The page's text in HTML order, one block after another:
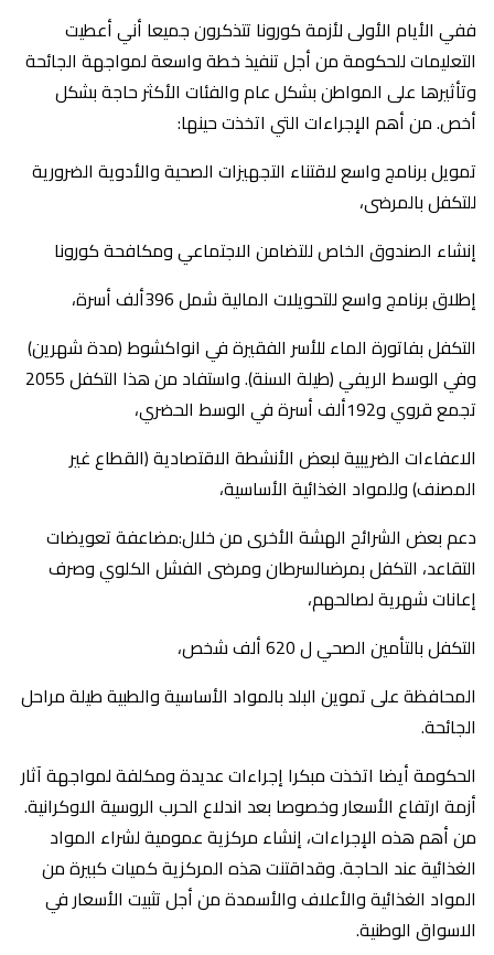
ففي الأيام الأولى لأزمة كورونا تتذكرون جميعا أني أعطيت
التعليمات للحكومة من أجل تنفيذ خطة واسعة لمواجهة الجائحة
وتأثيرها على المواطن بشكل عام والفئات الأكثر حاجة بشكل
أخص. من أهم الإجراءات التي اتخذت حينها:
تمويل برنامج واسع لاقتناء التجهيزات الصحية والأدوية الضرورية
للتكفل بالمرضى،
إنشاء الصندوق الخاص للتضامن الاجتماعي ومكافحة كورونا
إطلاق برنامج واسع للتحويلات المالية شمل 396ألف أسرة،
التكفل بفاتورة الماء للأسر الفقيرة في انواكشوط (مدة شهرين)
وفي الوسط الريفي (طيلة السنة). واستفاد من هذا التكفل 2055
تجمع قروي و192ألف أسرة في الوسط الحضري،
الاعفاءات الضريبية لبعض الأنشطة الاقتصادية (القطاع غير
المصنف) وللمواد الغذائية الأساسية،
دعم بعض الشرائح الهشة الأخرى من خلال:مضاعفة تعويضات
التقاعد، التكفل بمرضىالسرطان ومرضى الفشل الكلوي وصرف
إعانات شهرية لصالحهم،
التكفل بالتأمين الصحي ل 620 ألف شخص،
المحافظة على تموين البلد بالمواد الأساسية والطبية طيلة مراحل
الجائحة.
الحكومة أيضا اتخذت مبكرا إجراءات عديدة ومكلفة لمواجهة آثار
أزمة ارتفاع الأسعار وخصوصا بعد اندلاع الحرب الروسية الاوكرانية.
من أهم هذه الإجراءات، إنشاء مركزية عمومية لشراء المواد
الغذائية عند الحاجة. وقداقتنت هذه المركزية كميات كبيرة من
المواد الغذائية والأعلاف والأسمدة من أجل تثبيت الأسعار في
الاسواق الوطنية.